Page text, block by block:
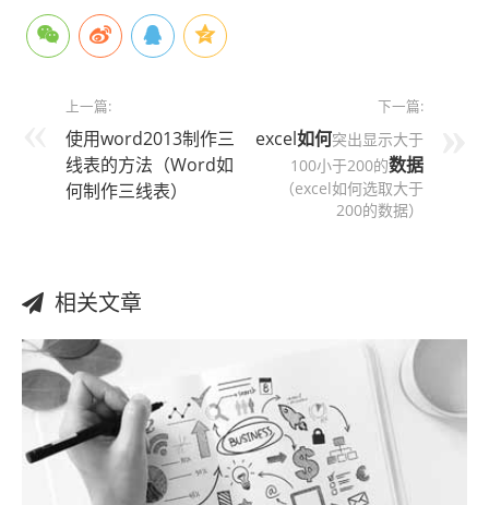
上一篇:
使用word2013制作三
线表的方法（Word如
何制作三线表）
下一篇:
excel如何突出显示大于
100小于200的数据
（excel如何选取大于
200的数据）
相关文章